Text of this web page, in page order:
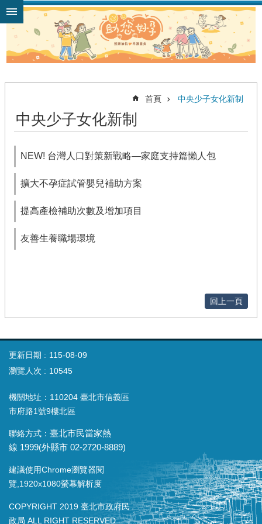
跳到主要內容區塊
首頁 中央少子女化新制
中央少子女化新制
NEW! 台灣人口對策新戰略—家庭支持篇懶人包
擴大不孕症試管嬰兒補助方案
提高產檢補助次數及增加項目
友善生養職場環境
回上一頁
更新日期
115-08-09
瀏覽人次
10545
機關地址：110204 臺北市信義區
市府路1號9樓北區
聯絡方式： 臺北市民當家熱
線 1999(外縣市 02-2720-8889)
建議使用Chrome瀏覽器閱
覽,1920x1080螢幕解析度
COPYRIGHT 2019 臺北市政府民
政局 ALL RIGHT RESERVED